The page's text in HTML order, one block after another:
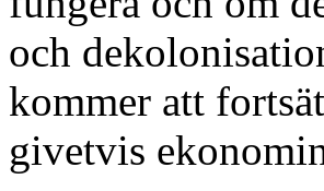
och
kommer att
givetvis